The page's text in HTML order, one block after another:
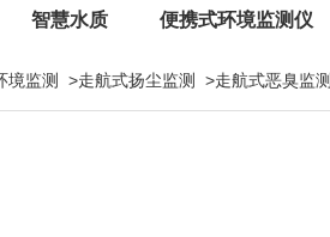
智慧水质 便携式环境监测仪
境监测 >走航式扬尘监测 >走航式恶臭监测